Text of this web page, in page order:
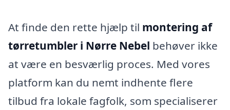
At finde den rette hjælp til montering af
tørretumbler i Nørre Nebel behøver ikke
at være en besværlig proces. Med vores
platform kan du nemt indhente flere
tilbud fra lokale fagfolk, som specialiserer